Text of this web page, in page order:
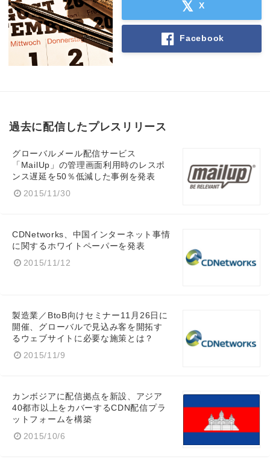
X
Facebook
過去に配信したプレスリリース
グローバルメール配信サービス
「MailUp」の管理画面利用時のレスポ
ンス遅延を50％低減した事例を発表
2015/11/30
CDNetworks、中国インターネット事情
に関するホワイトペーパーを発表
2015/11/12
製造業／BtoB向けセミナー11月26日に
開催、グローバルで見込み客を開拓す
るウェブサイトに必要な施策とは？
2015/11/9
カンボジアに配信拠点を新設、アジア
40都市以上をカバーするCDN配信プラ
ットフォームを構築
2015/10/6